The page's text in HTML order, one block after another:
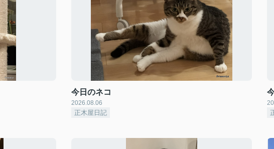
今日のネコ
2026.08.06
正木屋日記